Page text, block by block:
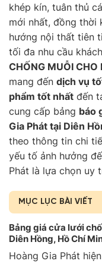
khép kín, tuân thủ
mới nhất, đồng thời
hướng nội thất tiên
tối đa nhu cầu
CHỐNG MUỖI CHO
mang đến dịch vụ
phẩm tốt nhất đến
cung cấp bảng báo
Gia Phát tại Diên
theo thông tin chi
yếu tố ảnh hưởng
Phát là lựa chọn uy
MỤC LỤC BÀI VIẾT
Bảng giá cửa lưới
Diên Hồng, Hồ Chí
Hoàng Gia Phát